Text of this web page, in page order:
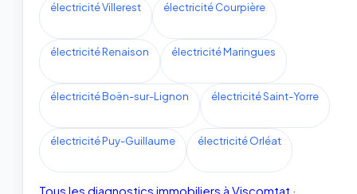
électricité Villerest électricité Courpière
électricité Renaison électricité Maringues
électricité Boën-sur-Lignon électricité Saint-Yorre
électricité Puy-Guillaume électricité Orléat
Tous les diagnostics immobiliers à Viscomtat ·